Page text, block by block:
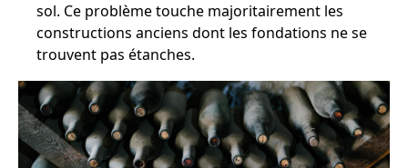
sol. Ce problème touche majoritairement les
constructions anciens dont les fondations ne se
trouvent pas étanches.